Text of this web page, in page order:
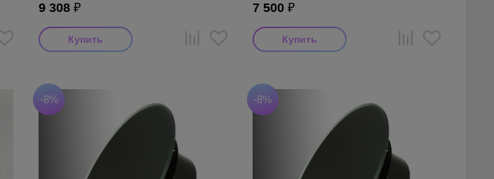
9 308 ₽ 7 500₽
-8% -8%